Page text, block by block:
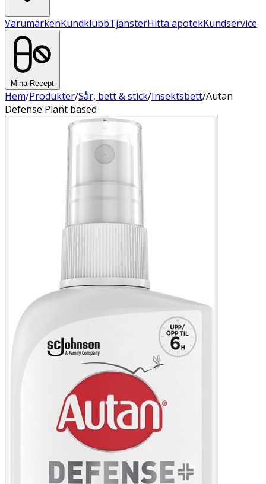
VarumärkenKundklubbTjänsterHitta apotekKundservice
Mina Recept
Hem/Produkter/Sår, bett & stick/Insektsbett/Autan
Defense Plant based